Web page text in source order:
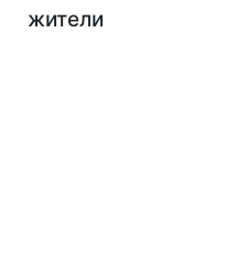
жители